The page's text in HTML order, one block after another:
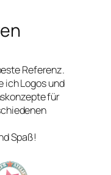
Referenz.
ich Logos und
für
Spaß!